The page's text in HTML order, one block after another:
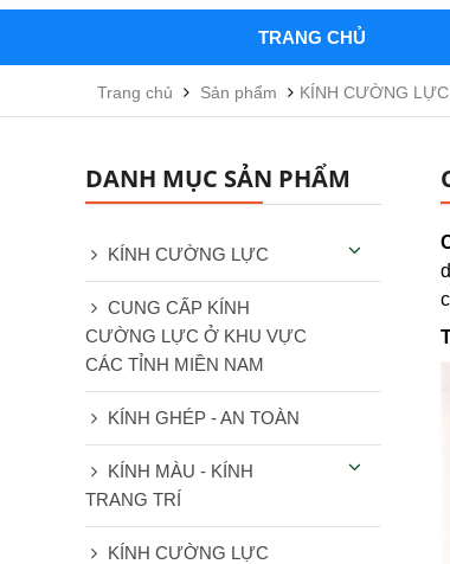
TRANG CHỦ
Trang chủ Sản phẩm KÍNH CƯỜNG LỰC
DANH MỤC SẢN PHẨM
KÍNH CƯỜNG LỰC
CUNG CẤP KÍNH
CƯỜNG LỰC Ở KHU VỰC
CÁC TỈNH MIỀN NAM
KÍNH GHÉP - AN TOÀN
KÍNH MÀU - KÍNH
TRANG TRÍ
KÍNH CƯỜNG LỰC